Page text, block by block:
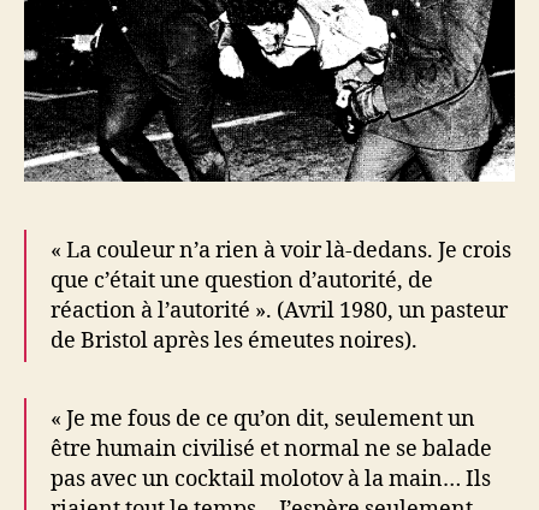
« La couleur n’a rien à voir là-dedans. Je crois
que c’était une question d’autorité, de
réaction à l’autorité ». (Avril 1980, un pasteur
de Bristol après les émeutes noires).
« Je me fous de ce qu’on dit, seulement un
être humain civilisé et normal ne se balade
pas avec un cocktail molotov à la main… Ils